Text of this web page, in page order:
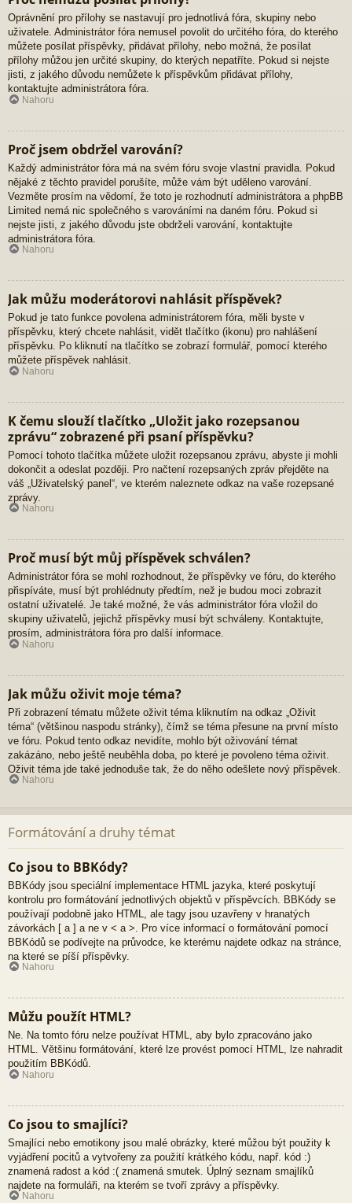
Oprávnění pro přílohy se nastavují pro jednotlivá fóra, skupiny nebo
uživatele. Administrátor fóra nemusel povolit do určitého fóra, do kterého
můžete posílat příspěvky, přidávat přílohy, nebo možná, že posílat
přílohy můžou jen určité skupiny, do kterých nepatříte. Pokud si nejste
jisti, z jakého důvodu nemůžete k příspěvkům přidávat přílohy,
kontaktujte administrátora fóra.
Nahoru
Proč jsem obdržel varování?
Každý administrátor fóra má na svém fóru svoje vlastní pravidla. Pokud
nějaké z těchto pravidel porušíte, může vám být uděleno varování.
Vezměte prosím na vědomí, že toto je rozhodnutí administrátora a phpBB
Limited nemá nic společného s varováními na daném fóru. Pokud si
nejste jisti, z jakého důvodu jste obdrželi varování, kontaktujte
administrátora fóra.
Nahoru
Jak můžu moderátorovi nahlásit příspěvek?
Pokud je tato funkce povolena administrátorem fóra, měli byste v
příspěvku, který chcete nahlásit, vidět tlačítko (ikonu) pro nahlášení
příspěvku. Po kliknutí na tlačítko se zobrazí formulář, pomocí kterého
můžete příspěvek nahlásit.
Nahoru
K čemu slouží tlačítko „Uložit jako rozepsanou
zprávu“ zobrazené při psaní příspěvku?
Pomocí tohoto tlačítka můžete uložit rozepsanou zprávu, abyste ji mohli
dokončit a odeslat později. Pro načtení rozepsaných zpráv přejděte na
váš „Uživatelský panel“, ve kterém naleznete odkaz na vaše rozepsané
zprávy.
Nahoru
Proč musí být můj příspěvek schválen?
Administrátor fóra se mohl rozhodnout, že příspěvky ve fóru, do kterého
přispíváte, musí být prohlédnuty předtím, než je budou moci zobrazit
ostatní uživatelé. Je také možné, že vás administrátor fóra vložil do
skupiny uživatelů, jejichž příspěvky musí být schváleny. Kontaktujte,
prosím, administrátora fóra pro další informace.
Nahoru
Jak můžu oživit moje téma?
Při zobrazení tématu můžete oživit téma kliknutím na odkaz „Oživit
téma“ (většinou naspodu stránky), čímž se téma přesune na první místo
ve fóru. Pokud tento odkaz nevidíte, mohlo být oživování témat
zakázáno, nebo ještě neuběhla doba, po které je povoleno téma oživit.
Oživit téma jde také jednoduše tak, že do něho odešlete nový příspěvek.
Nahoru
Formátování a druhy témat
Co jsou to BBKódy?
BBKódy jsou speciální implementace HTML jazyka, které poskytují
kontrolu pro formátování jednotlivých objektů v příspěvcích. BBKódy se
používají podobně jako HTML, ale tagy jsou uzavřeny v hranatých
závorkách [ a ] a ne v < a >. Pro více informací o formátování pomocí
BBKódů se podívejte na průvodce, ke kterému najdete odkaz na stránce,
na které se píší příspěvky.
Nahoru
Můžu použít HTML?
Ne. Na tomto fóru nelze používat HTML, aby bylo zpracováno jako
HTML. Většinu formátování, které lze provést pomocí HTML, lze nahradit
použitím BBKódů.
Nahoru
Co jsou to smajlíci?
Smajlíci nebo emotikony jsou malé obrázky, které můžou být použity k
vyjádření pocitů a vytvořeny za použití krátkého kódu, např. kód :)
znamená radost a kód :( znamená smutek. Úplný seznam smajlíků
najdete na formuláři, na kterém se tvoří zprávy a příspěvky.
Nahoru